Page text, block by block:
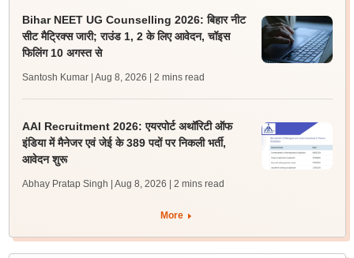
Bihar NEET UG Counselling 2026: बिहार नीट
सीट मैट्रिक्स जारी; राउंड 1, 2 के लिए आवेदन, चॉइस
फिलिंग 10 अगस्त से
Santosh Kumar | Aug 8, 2026 | 2 mins read
AAI Recruitment 2026: एयरपोर्ट अथॉरिटी ऑफ
इंडिया में मैनेजर एवं जेई के 389 पदों पर निकली भर्ती,
आवेदन शुरू
Abhay Pratap Singh | Aug 8, 2026 | 2 mins read
More